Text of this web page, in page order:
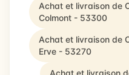
Achat et livraison de
Colmont - 53300
Achat et livraison de
Erve - 53270
Achat et livraison